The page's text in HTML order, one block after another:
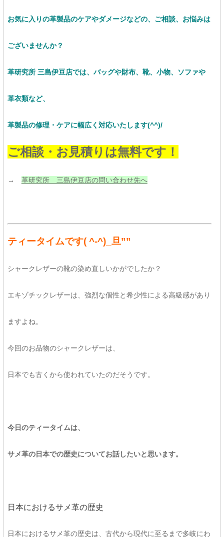
お気に入りの革製品のケアやダメージなどの、ご相談、お悩みは
ございませんか？
革研究所 三島伊豆店では、バッグや財布、靴、小物、ソファや
革衣類など、
革製品の修理・ケアに幅広く対応いたします(^^)/
ご相談・お見積りは無料です！
→ 革研究所 三島伊豆店の問い合わせ先へ
ティータイムです( ^-^)_旦””
シャークレザーの靴の染め直しいかがでしたか？
エキゾチックレザーは、強烈な個性と希少性による高級感があり
ますよね。
今回のお品物のシャークレザーは、
日本でも古くから使われていたのだそうです。
今日のティータイムは、
サメ革の日本での歴史についてお話したいと思います。
日本におけるサメ革の歴史
日本におけるサメ革の歴史は、古代から現代に至るまで多岐にわ